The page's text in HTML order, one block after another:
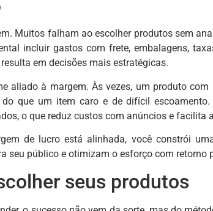
Muitos falham ao escolher produtos sem
incluir gastos com frete, embalagens,
em decisões mais estratégicas.
aliado à margem. Às vezes, um produto
que um item caro e de difícil
o que reduz custos com anúncios e facilita
de lucro está alinhada, você constrói
seu público e otimizam o esforço com retorno
seus produtos